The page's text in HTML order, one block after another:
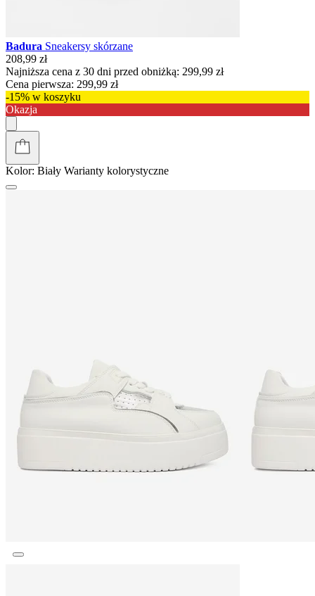
Badura Sneakersy skórzane
208,99 zł
Najniższa cena z 30 dni przed obniżką: 299,99 zł
Cena pierwsza: 299,99 zł
-15% w koszyku
Okazja
Kolor: Biały Warianty kolorystyczne